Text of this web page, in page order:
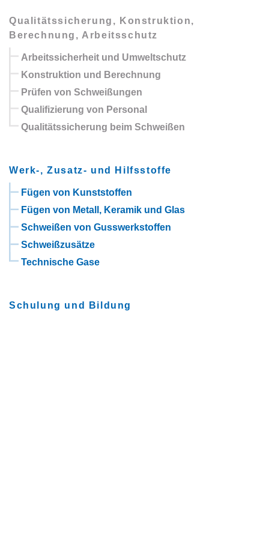
Qualitätssicherung, Konstruktion,
Berechnung, Arbeitsschutz
Arbeitssicherheit und Umweltschutz
Konstruktion und Berechnung
Prüfen von Schweißungen
Qualifizierung von Personal
Qualitätssicherung beim Schweißen
Werk-, Zusatz- und Hilfsstoffe
Fügen von Kunststoffen
Fügen von Metall, Keramik und Glas
Schweißen von Gusswerkstoffen
Schweißzusätze
Technische Gase
Schulung und Bildung